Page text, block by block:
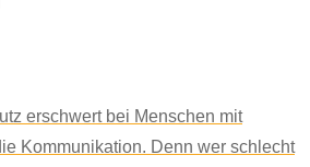
erschwert bei Menschen mit
Kommunikation. Denn wer schlecht